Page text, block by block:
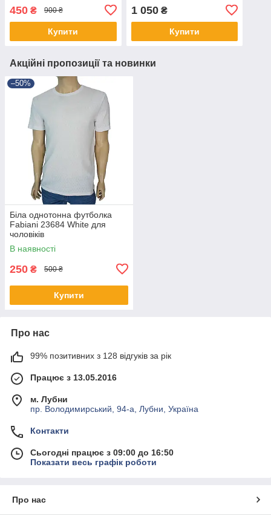
450 ₴ 900 ₴
Купити
1 050₴
Купити
Акційні пропозиції та новинки
–50%
Біла однотонна футболка
Fabianі 23684 White для
чоловіків
В наявності
250 ₴ 500 ₴
Купити
Про нас
99% позитивних з 128 відгуків за рік
Працює з 13.05.2016
м. Лубни
пр. Володимирський, 94-а, Лубни, Україна
Контакти
Сьогодні працює з 09:00 до 16:50
Показати весь графік роботи
Про нас